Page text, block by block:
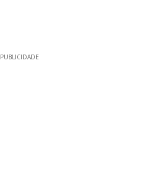
PUBLICIDADE